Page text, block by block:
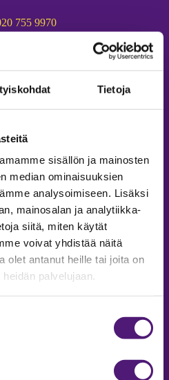
Tietoja
sisällön ja mainosten
median ominaisuuksien
analysoimiseen. Lisäksi
mainosalan ja analytiikka-
siitä, miten käytät
voivat yhdistää näitä
olet antanut heille tai joita on
palvelujaan.
755 9970